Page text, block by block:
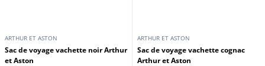
ARTHUR ET ASTON
Sac de voyage vachette noir Arthur
et Aston
ARTHUR ET ASTON
Sac de voyage vachette cognac
Arthur et Aston